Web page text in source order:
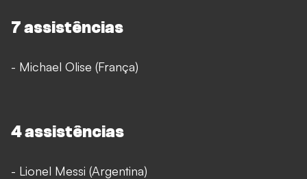
7 assistências
- Michael Olise (França)
4 assistências
- Lionel Messi (Argentina)